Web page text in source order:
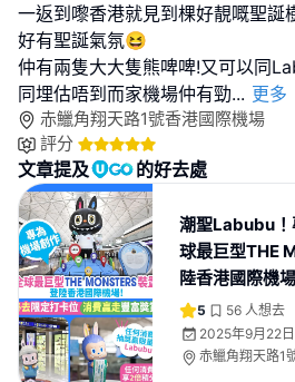
一返到嚟香港就見到棵好靚嘅聖誕
好有聖誕氣氛😆
仲有兩隻大大隻熊啤啤!又可以同
同埋估唔到而家機場仲有勁... 更多
赤鱲角翔天路1號香港國際機場
評分
文章提及 的好去處
潮聖Labubu！
球最巨型THE
陸香港國際機場
5 56 人想去
2025年9月22
赤鱲角翔天路1